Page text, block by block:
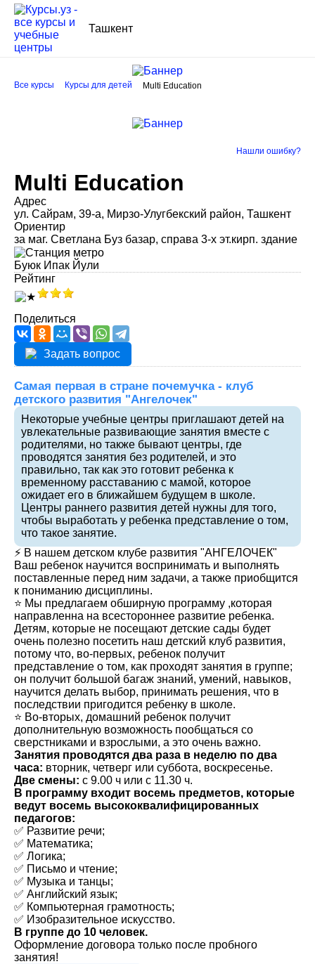
Ташкент
Все курсы Курсы для детей Multi Education
Нашли ошибку?
Multi Education
Адрес
ул. Сайрам, 39-а, Мирзо-Улугбекский район, Ташкент
Ориентир
за маг. Светлана Буз базар, справа 3-х эт.кирп. здание
Буюк Ипак Йули
Рейтинг
Поделиться
Задать вопрос
Самая первая в стране почемучка - клуб
детского развития "Ангелочек"
Некоторые учебные центры приглашают детей на
увлекательные развивающие занятия вместе с
родителями, но также бывают центры, где
проводятся занятия без родителей, и это
правильно, так как это готовит ребенка к
временному расставанию с мамой, которое
ожидает его в ближайшем будущем в школе.
Центры раннего развития детей нужны для того,
чтобы выработать у ребенка представление о том,
что такое занятие.
⚡ В нашем детском клубе развития "АНГЕЛОЧЕК"
Ваш ребенок научится воспринимать и выполнять
поставленные перед ним задачи, а также приобщится
к пониманию дисциплины.
⭐️ Мы предлагаем обширную программу ,которая
направленна на всестороннее развитие ребенка.
Детям, которые не посещают детские сады будет
очень полезно посетить наш детский клуб развития,
потому что, во-первых, ребенок получит
представление о том, как проходят занятия в группе;
он получит большой багаж знаний, умений, навыков,
научится делать выбор, принимать решения, что в
последствии пригодится ребенку в школе.
⭐️ Во-вторых, домашний ребенок получит
дополнительную возможность пообщаться со
сверстниками и взрослыми, а это очень важно.
Занятия проводятся два раза в неделю по два
часа: вторник, четверг или суббота, воскресенье.
Две смены: с 9.00 ч или с 11.30 ч.
В программу входит восемь предметов, которые
ведут восемь высококвалифицированных
педагогов:
✅ Развитие речи;
✅ Математика;
✅ Логика;
✅ Письмо и чтение;
✅ Музыка и танцы;
✅ Английский язык;
✅ Компьютерная грамотность;
✅ Изобразительное искусство.
В группе до 10 человек.
Оформление договора только после пробного
занятия!